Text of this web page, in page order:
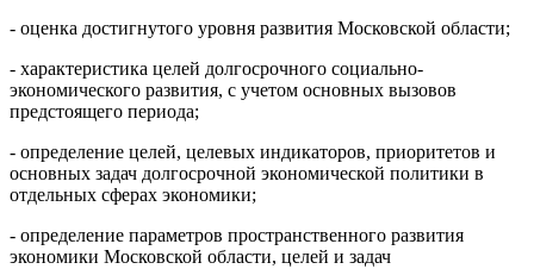
- оценка достигнутого уровня развития Московской области;
- характеристика целей долгосрочного социально-
экономического развития, с учетом основных вызовов
предстоящего периода;
- определение целей, целевых индикаторов, приоритетов и
основных задач долгосрочной экономической политики в
отдельных сферах экономики;
- определение параметров пространственного развития
экономики Московской области, целей и задач